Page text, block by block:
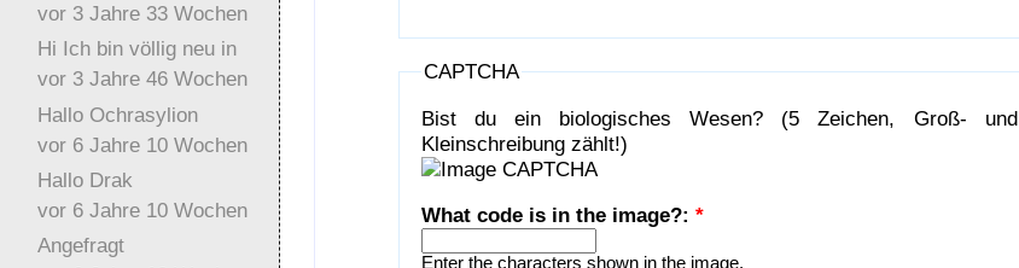
CAPTCHA
Bist du ein biologisches Wesen? (5 Zeichen, Groß- und
Kleinschreibung zählt!)
What code is in the image?: *
Enter the characters shown in the image.
vor 3 Jahre 33 Wochen
Hi Ich bin völlig neu in
vor 3 Jahre 46 Wochen
Hallo Ochrasylion
vor 6 Jahre 10 Wochen
Hallo Drak
vor 6 Jahre 10 Wochen
Angefragt